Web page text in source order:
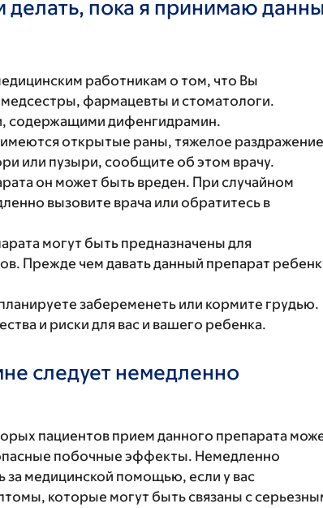
делать, пока я принимаю
работникам о том, что Вы
фармацевты и стоматологи.
содержащими дифенгидрамин.
открытые раны, тяжелое раздражение
или пузыри, сообщите об этом врачу.
он может быть вреден. При случайном
вызовите врача или обратитесь в
могут быть предназначены для
Прежде чем давать данный препарат
забеременеть или кормите грудью.
и риски для вас и вашего ребенка.
следует немедленно
пациентов прием данного препарата
побочные эффекты. Немедленно
за медицинской помощью, если у вас
которые могут быть связаны с